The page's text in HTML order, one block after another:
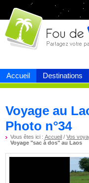
Accueil Destinations
Fou devoyage
Voyage au
Photo n°34
Vous êtes ici :Accueil /Vos
Voyage "sac à dos" au Laos